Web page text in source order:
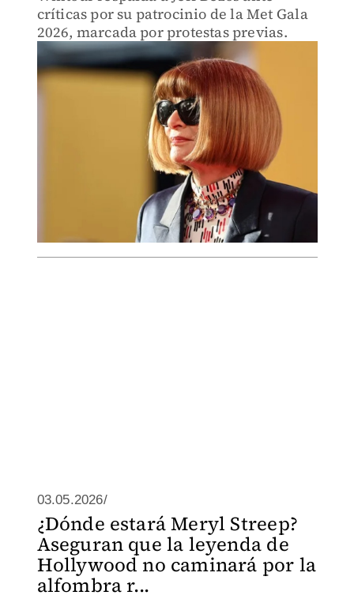
críticas por su patrocinio de la Met Gala
2026, marcada por protestas previas.
03.05.2026/
¿Dónde estará Meryl Streep?
Aseguran que la leyenda de
Hollywood no caminará por la
alfombra r...